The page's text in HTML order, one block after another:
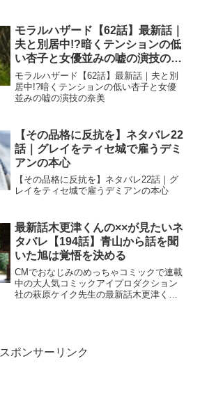
モラルハザード【62話】最新話｜
夫と別居中!?暗くテンションの低
い杏子と女優並みの嘘の演技の奈
美
モラルハザード【62話】最新話｜夫と別
居中!?暗くテンションの低い杏子と女優
並みの嘘の演技の奈美
【その品格に反抗を】ネタバレ22
話｜グレイをティセ城で雇うデミ
アンの本心
【その品格に反抗を】ネタバレ22話｜グ
レイをティセ城で雇うデミアンの本心
最新話木更津くんの××が見たいネ
タバレ【194話】青山から話を聞
いた旭は覚悟を決める
CMでおなじみのめっちゃコミックで連載
中の大人気コミックアイプロダクション
社の萩原ケイク先生の最新話木更津くん
スポンサーリンク